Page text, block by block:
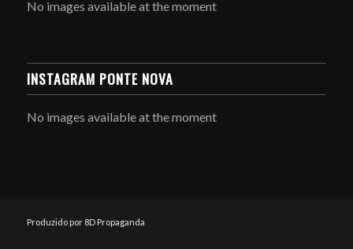
No images available at the moment
INSTAGRAM PONTE NOVA
No images available at the moment
Produzido por 8D Propaganda